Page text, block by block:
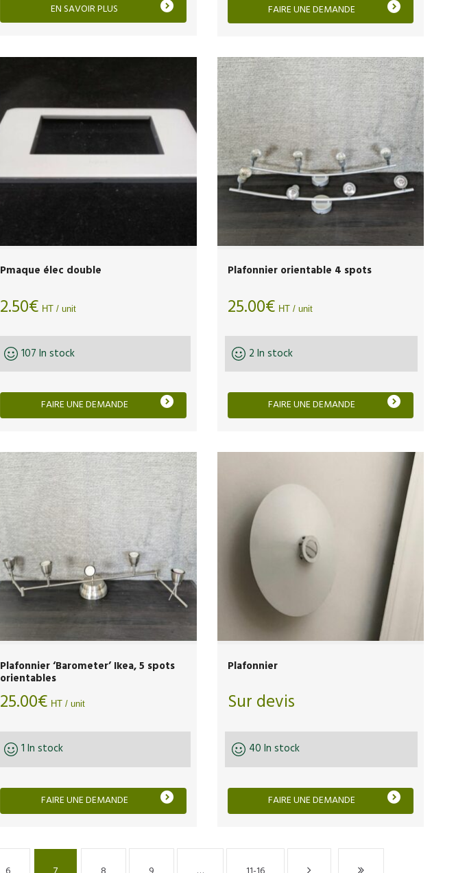
EN SAVOIR PLUS FAIRE UNE DEMANDE
Pmaque élec double
2.50€ HT / unit
107 In stock
FAIRE UNE DEMANDE
Plafonnier orientable 4 spots
25.00€ HT / unit
2 In stock
FAIRE UNE DEMANDE
Plafonnier ‘Barometer’ Ikea, 5 spots
orientables
25.00€ HT / unit
1 In stock
FAIRE UNE DEMANDE
Plafonnier
Sur devis
40 In stock
FAIRE UNE DEMANDE